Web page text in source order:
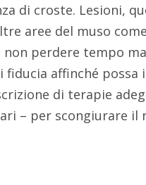
di croste. Lesioni,
aree del muso
perdere tempo
affinché possa
di terapie
– per scongiurare il